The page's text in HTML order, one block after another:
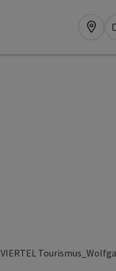
Map